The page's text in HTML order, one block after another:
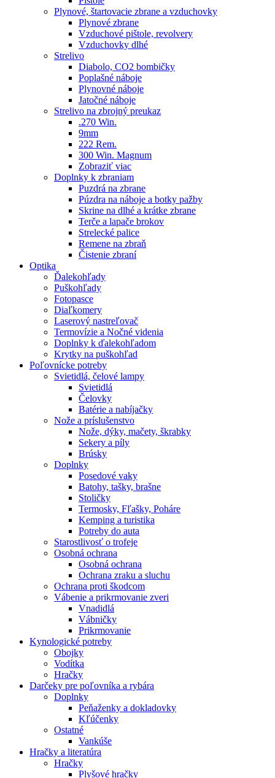
Plynové, štartovacie zbrane a vzduchovky
Plynové zbrane
Vzduchové pištole, revolvery
Vzduchovky dlhé
Strelivo
Diabolo, CO2 bombičky
Poplašné náboje
Plynovné náboje
Jatočné náboje
Strelivo na zbrojný preukaz
.270 Win.
9mm
222 Rem.
300 Win. Magnum
Zobraziť viac
Doplnky k zbraniam
Puzdrá na zbrane
Púzdra na náboje a botky pažby
Skrine na dlhé a krátke zbrane
Terče a lapače brokov
Strelecké palice
Remene na zbraň
Čistenie zbraní
Optika
Ďalekohľady
Puškohľady
Fotopasce
Diaľkomery
Laserový nastreľovač
Termovízie a Nočné videnia
Doplnky k ďalekohľadom
Krytky na puškohľad
Poľovnícke potreby
Svietidlá, čelové lampy
Svietidlá
Čelovky
Batérie a nabíjačky
Nože a príslušenstvo
Nože, dýky, mačety, škrabky
Sekery a píly
Brúsky
Doplnky
Posedové vaky
Batohy, tašky, brašne
Stoličky
Termosky, Fľašky, Poháre
Kemping a turistika
Potreby do auta
Starostlivosť o trofeje
Osobná ochrana
Osobná ochrana
Ochrana zraku a sluchu
Ochrana proti škodcom
Vábenie a prikrmovanie zveri
Vnadidlá
Vábničky
Prikrmovanie
Kynologické potreby
Obojky
Vodítka
Hračky
Darčeky pre poľovníka a rybára
Doplnky
Peňaženky a dokladovky
Kľúčenky
Ostatné
Vankúše
Hračky a literatúra
Hračky
Plyšové hračky